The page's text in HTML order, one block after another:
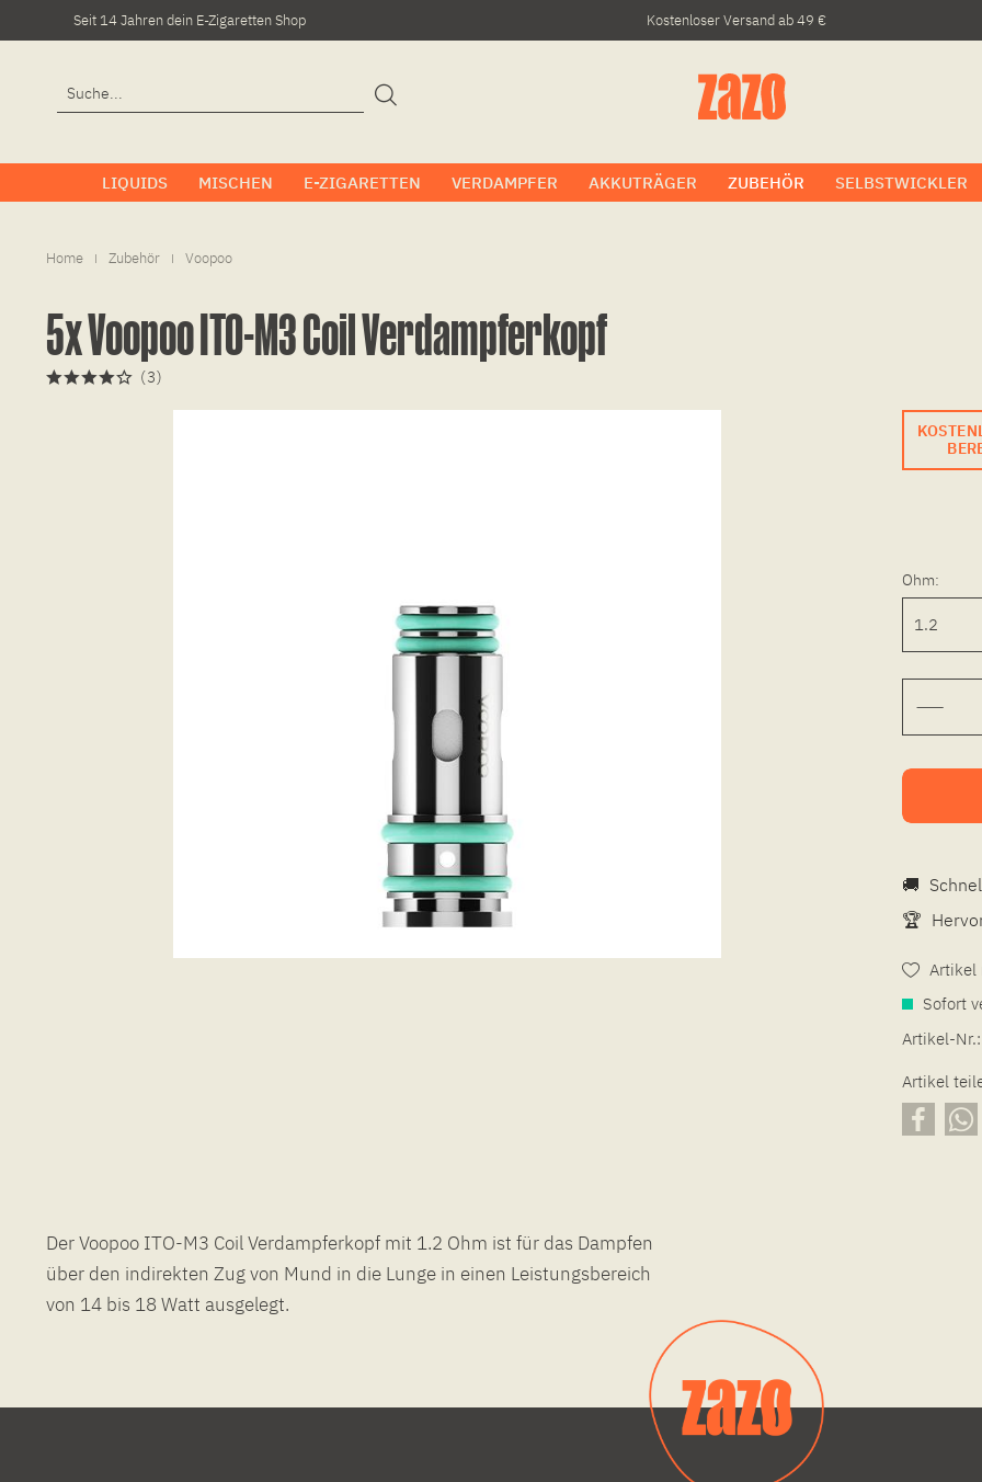
Seit 14 Jahren dein E-Zigaretten Shop Kostenloser Versand ab 49 €
LIQUIDS MISCHEN E-ZIGARETTEN VERDAMPFER AKKUTRÄGER ZUBEHÖR SELBSTWICKLER
Home | Zubehör | Voopoo
5x Voopoo ITO-M3 Coil Verdampferkopf
(3)
Ohm:
🚚
🏆
Artikel
Sofort
Artikel-Nr.:
Artikel
Der Voopoo ITO-M3 Coil Verdampferkopf mit 1.2 Ohm ist für das Dampfen
über den indirekten Zug von Mund in die Lunge in einen Leistungsbereich
von 14 bis 18 Watt ausgelegt.